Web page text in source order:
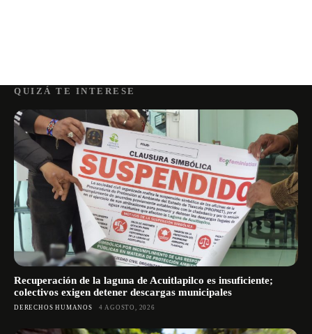
QUIZÁ TE INTERESE
Recuperación de la laguna de Acuitlapilco es insuficiente;
colectivos exigen detener descargas municipales
DERECHOS HUMANOS 4 AGOSTO, 2026